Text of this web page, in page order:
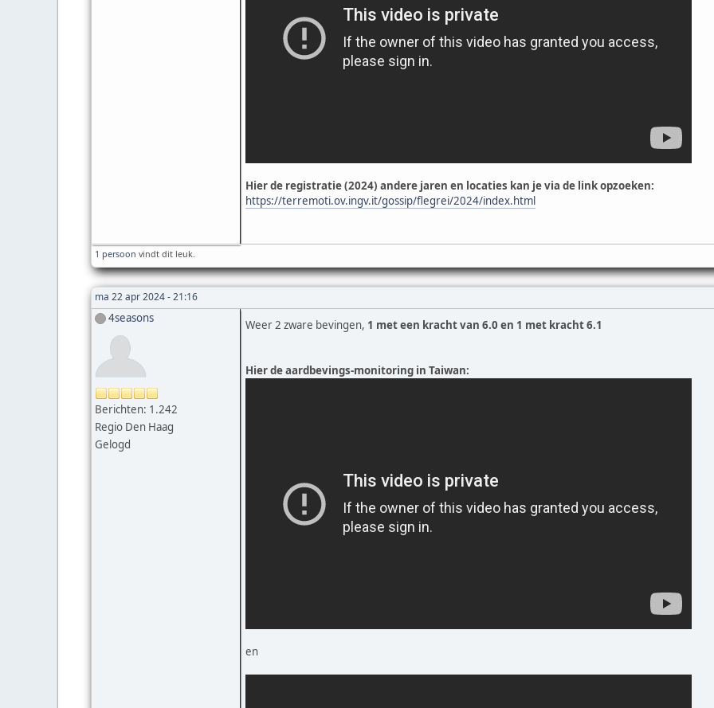
Hier de registratie (2024) andere jaren en locaties kan je via de link opzoeken:
https://terremoti.ov.ingv.it/gossip/flegrei/2024/index.html
1 persoon vindt dit leuk.
ma 22 apr 2024 - 21:16
4seasons
Berichten: 1.242
Regio Den Haag
Gelogd
Weer 2 zware bevingen, 1 met een kracht van 6.0 en 1 met kracht 6.1
Hier de aardbevings-monitoring in Taiwan:
en